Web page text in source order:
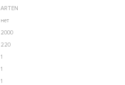
ARTEN
нет
2000
220
1
1
1